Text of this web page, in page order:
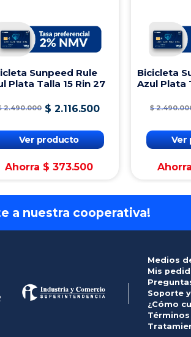
Sunpeed Rule
Plata Talla 15 Rin 27
2.490.000 $ 2.116.500
Ver producto
Ahorra $ 373.500
Bicicleta
Azul Plata
$ 2.490.
Ver
Ahorra
a nuestra cooperativa!
Medios
Mis
Soporte y
¿Cómo